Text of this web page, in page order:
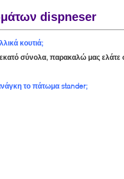
dispneser
κουτιά;
σύνολα, παρακαλώ μας
το πάτωμα stander;